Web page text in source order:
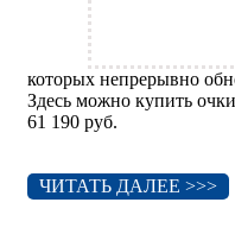
которых непрерывно
Здесь можно купить
61 190 руб.
ЧИТАТЬ ДАЛЕЕ >>>